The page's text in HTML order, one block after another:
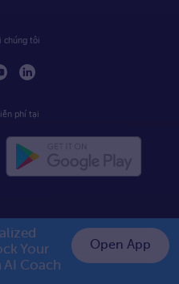
chúng tôi
phí tại
Your
Coach
Open App